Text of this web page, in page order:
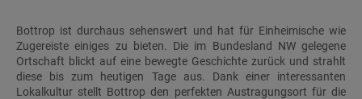
Bottrop ist durchaus sehenswert und hat für Einheimische wie
Zugereiste einiges zu bieten. Die im Bundesland NW gelegene
Ortschaft blickt auf eine bewegte Geschichte zurück und strahlt
diese bis zum heutigen Tage aus. Dank einer interessanten
Lokalkultur stellt Bottrop den perfekten Austragungsort für die